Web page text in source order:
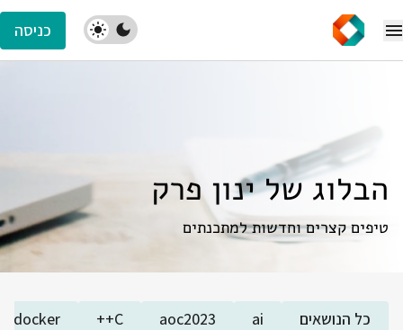
כניסה
הבלוג של ינון פרק
טיפים קצרים וחדשות למתכנתים
כל הנושאים ai
aoc2023
C++
docker